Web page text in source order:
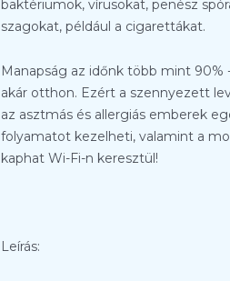
baktériumok, vírusokat, penész
szagokat, például a cigarettákat.
Manapság az időnk több mint
akár otthon. Ezért a szennyezett
az asztmás és allergiás emberek
folyamatot kezelheti, valamint a
kaphat Wi-Fi-n keresztül!
Leírás: